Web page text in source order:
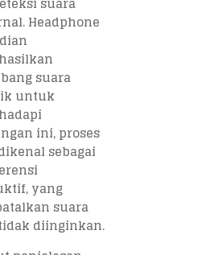
Headphone
suara
untuk
ini, proses
sebagai
yang
suara
diinginkan.